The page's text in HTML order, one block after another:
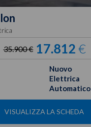
35.900 € 17.812€
Nuovo
Elettrica
Automatico
VISUALIZZA LA SCHEDA